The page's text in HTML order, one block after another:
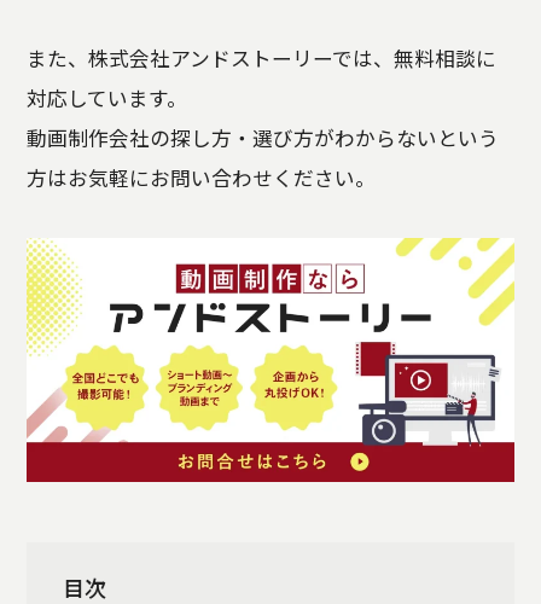
また、株式会社アンドストーリーでは、無料相談に
対応しています。
動画制作会社の探し方・選び方がわからないという
方はお気軽にお問い合わせください。
目次